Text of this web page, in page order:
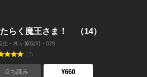
らく魔王さま！ （14）
生・和ヶ原聡司・029
(2)
立ち読み ¥660